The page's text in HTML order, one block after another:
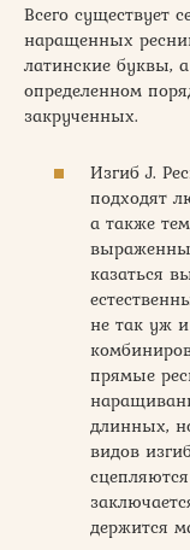
Всего существует
наращенных
латинские буквы,
определенном
закрученных.
Изгиб J.
подходят
а также
казаться
не так уж
прямые
длинных,
видов
держится